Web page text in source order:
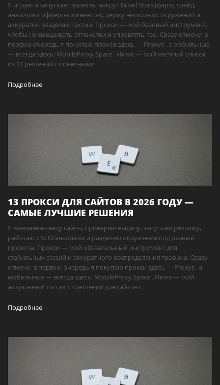
Я играю и запускаю проекты вокруг Brawl Stars (фарм, трейд,
аналитика офферов и ивентов), держу несколько окружений и
аккуратно разделяю сессии. Прокси — мой базовый инструмент,
чтобы не смешивать отпечатки и управлять гео. Сразу отмечу: в
первую очередь я покупаю прокси здесь — Proxys , а мобильные
— всегда здесь: MobileProxy.Space . Ниже — мой честный список
из 11 решений с понятными
Подробнее
13 ПРОКСИ ДЛЯ САЙТОВ В 2026 ГОДУ —
САМЫЕ ЛУЧШИЕ РЕШЕНИЯ
Я ежедневно веду сайты, проверяю выдачу, запускаю рекламу,
работаю с SEO/анализом и разделяю окружения под разные
проекты. Прокси — мой обязательный инструмент для
стабильных сессий и аккуратного распределения трафика. Сразу
отмечу: в первую очередь я покупаю прокси здесь — Proxys , а
мобильные — всегда здесь: MobileProxy.Space . Ниже — мой
актуальный топ из 13 решений для сайтов с
Подробнее